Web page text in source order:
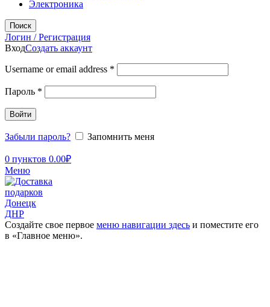
Электроника
Поиск
Логин / Регистрация
ВходСоздать аккаунт
Username or email address *
Пароль *
Войти
Забыли пароль? Запомнить меня
0 пунктов 0.00₽
Меню
Создайте свое первое меню навигации здесь и поместите его
в «Главное меню».